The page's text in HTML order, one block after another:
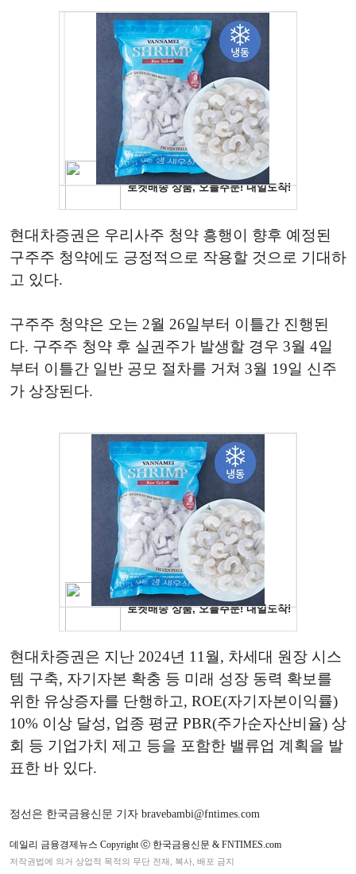
현대차증권은 우리사주 청약 흥행이 향후 예정된
구주주 청약에도 긍정적으로 작용할 것으로 기대하
고 있다.
구주주 청약은 오는 2월 26일부터 이틀간 진행된
다. 구주주 청약 후 실권주가 발생할 경우 3월 4일
부터 이틀간 일반 공모 절차를 거쳐 3월 19일 신주
가 상장된다.
현대차증권은 지난 2024년 11월, 차세대 원장 시스
템 구축, 자기자본 확충 등 미래 성장 동력 확보를
위한 유상증자를 단행하고, ROE(자기자본이익률)
10% 이상 달성, 업종 평균 PBR(주가순자산비율) 상
회 등 기업가치 제고 등을 포함한 밸류업 계획을 발
표한 바 있다.
정선은 한국금융신문 기자 bravebambi@fntimes.com
데일리 금융경제뉴스 Copyright ⓒ 한국금융신문 & FNTIMES.com
저작권법에 의거 상업적 목적의 무단 전재, 복사, 배포 금지